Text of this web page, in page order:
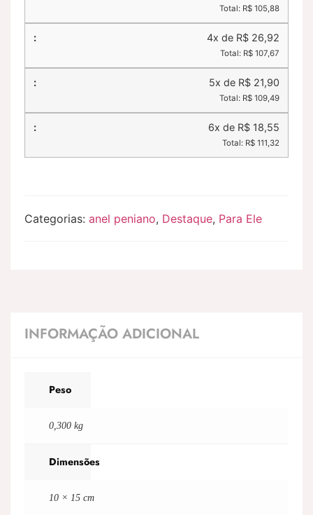
Total: R$ 105,88
4x de R$ 26,92
Total: R$ 107,67
5x de R$ 21,90
Total: R$ 109,49
6x de R$ 18,55
Total: R$ 111,32
Categorias: anel peniano, Destaque, Para Ele
INFORMAÇÃO ADICIONAL
Peso
0,300 kg
Dimensões
10 × 15 cm